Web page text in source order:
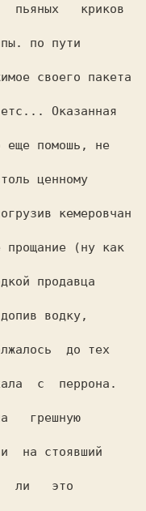
пьяных   криков
по пути
своего пакета
Оказанная
помошь, не
ценному
кемеровчан
прощание (ну как
продавца
водку,
до тех
с  перрона.
грешную
на стоявший
ли   это